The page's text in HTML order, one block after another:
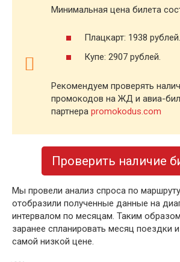
Минимальная цена билета
Плацкарт: 1938 рублей.
Купе: 2907 рублей.
Рекомендуем проверять
промокодов на ЖД и авиа-
партнера promokodus.com
Проверить наличие
Мы провели анализ спроса по
отобразили полученные данные на
интервалом по месяцам. Таким
заранее спланировать месяц поездки
самой низкой цене.